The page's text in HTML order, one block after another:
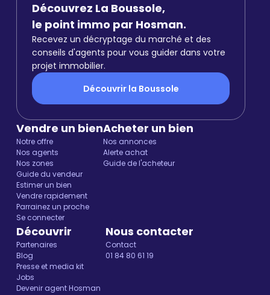
Découvrez La Boussole,
le point immo par Hosman.
Recevez un décryptage du marché et des
conseils d'agents pour vous guider dans votre
projet immobilier.
Découvrir la Boussole
Vendre un bien
Notre offre
Nos agents
Nos zones
Guide du vendeur
Estimer un bien
Vendre rapidement
Parrainez un proche
Se connecter
Acheter un bien
Nos annonces
Alerte achat
Guide de l'acheteur
Découvrir
Partenaires
Blog
Presse et media kit
Jobs
Devenir agent Hosman
Nous contacter
Contact
01 84 80 61 19